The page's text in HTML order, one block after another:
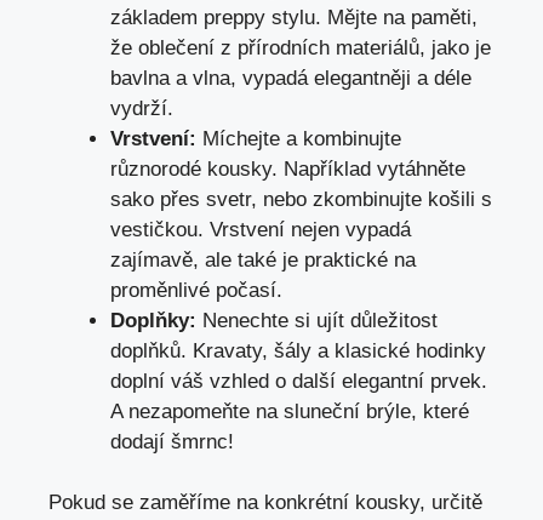
základem preppy stylu. Mějte na paměti,⁢
že⁣ oblečení z‌ přírodních materiálů, jako‍ je​
bavlna‍ a vlna, vypadá ⁢elegantněji a déle
vydrží.
Vrstvení: Míchejte a kombinujte
různorodé kousky. Například⁤ vytáhněte⁤
sako⁤ přes svetr, nebo zkombinujte ⁣košili s
vestičkou. Vrstvení nejen vypadá
zajímavě, ale také je⁣ praktické‌ na
proměnlivé počasí.
Doplňky: Nenechte si ujít důležitost‌
doplňků. Kravaty, šály a klasické ​hodinky
doplní váš vzhled o ​další elegantní prvek.​
A nezapomeňte na sluneční ​brýle, které
‌dodají šmrnc!
Pokud se zaměříme na konkrétní kousky, určitě